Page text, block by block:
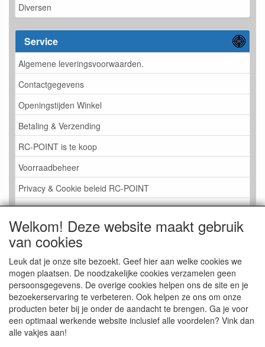
Diversen
Service
Algemene leveringsvoorwaarden.
Contactgegevens
Openingstijden Winkel
Betaling & Verzending
RC-POINT is te koop
Voorraadbeheer
Privacy & Cookie beleid RC-POINT
LINK PAGINA
Gastenboek RC-POINT
Kijkje in de Winkel
Welkom! Deze website maakt gebruik
van cookies
Leuk dat je onze site bezoekt. Geef hier aan welke cookies we
mogen plaatsen. De noodzakelijke cookies verzamelen geen
persoonsgegevens. De overige cookies helpen ons de site en je
bezoekerservaring te verbeteren. Ook helpen ze ons om onze
producten beter bij je onder de aandacht te brengen. Ga je voor
een optimaal werkende website inclusief alle voordelen? Vink dan
alle vakjes aan!